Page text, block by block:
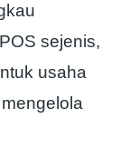
POS sejenis,
usaha